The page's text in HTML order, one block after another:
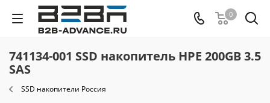
0
741134-001 SSD накопитель HPE 200GB 3.5
SAS
SSD накопители Россия